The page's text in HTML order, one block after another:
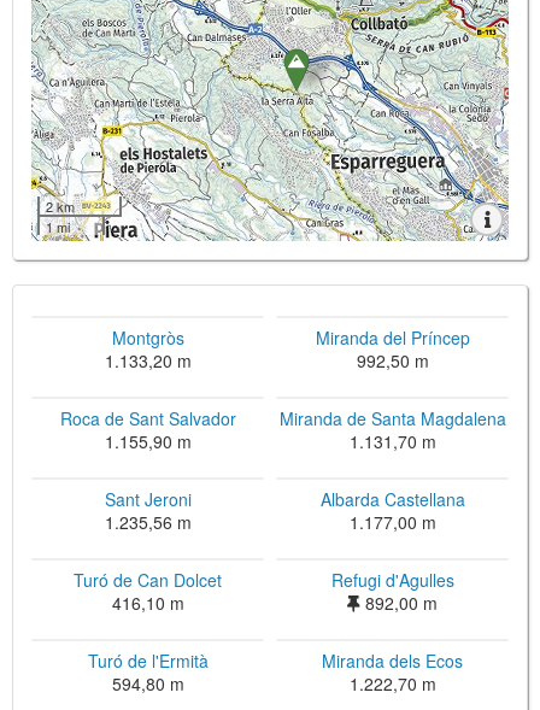
2 km
1 mi
Montgròs
1.133,20 m
Miranda del Príncep
992,50 m
Roca de Sant Salvador
1.155,90 m
Miranda de Santa Magdalena
1.131,70 m
Sant Jeroni
1.235,56 m
Albarda Castellana
1.177,00 m
Turó de Can Dolcet
416,10 m
Refugi d'Agulles
892,00 m
Turó de l'Ermità
594,80 m
Miranda dels Ecos
1.222,70 m